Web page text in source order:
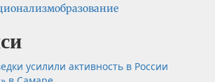
образование
усилили активность в России